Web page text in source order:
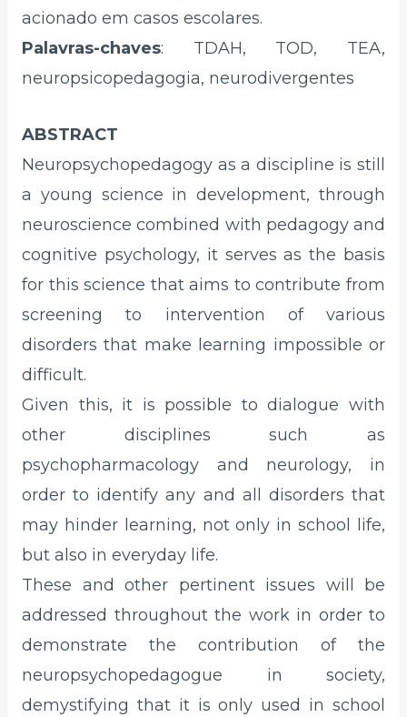
acionado em casos escolares.
Palavras-chaves: TDAH, TOD, TEA,
neuropsicopedagogia, neurodivergentes
ABSTRACT
Neuropsychopedagogy as a discipline is still
a young science in development, through
neuroscience combined with pedagogy and
cognitive psychology, it serves as the basis
for this science that aims to contribute from
screening to intervention of various
disorders that make learning impossible or
difficult.
Given this, it is possible to dialogue with
other disciplines such as
psychopharmacology and neurology, in
order to identify any and all disorders that
may hinder learning, not only in school life,
but also in everyday life.
These and other pertinent issues will be
addressed throughout the work in order to
demonstrate the contribution of the
neuropsychopedagogue in society,
demystifying that it is only used in school